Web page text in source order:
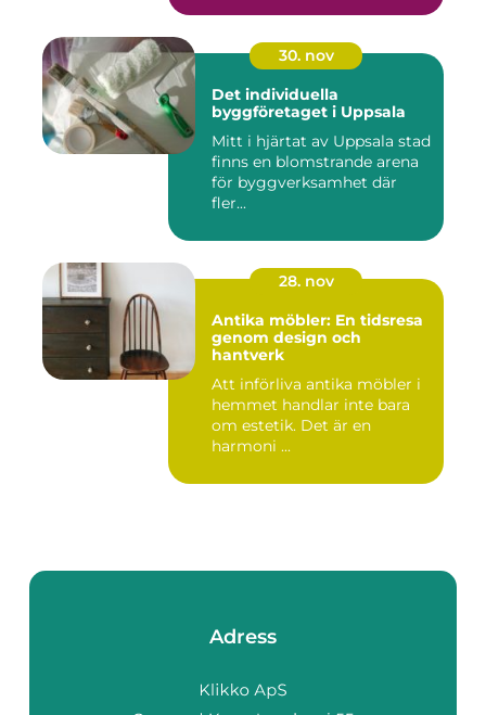
30. nov
Det individuella
byggföretaget i Uppsala
Mitt i hjärtat av Uppsala stad
finns en blomstrande arena
för byggverksamhet där
fler...
28. nov
Antika möbler: En tidsresa
genom design och
hantverk
Att införliva antika möbler i
hemmet handlar inte bara
om estetik. Det är en
harmoni ...
Adress